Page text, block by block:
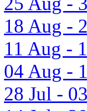
18 Aug -
11 Aug -
04 Aug -
28 Jul -